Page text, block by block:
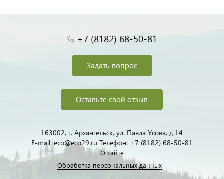
+7 (8182) 68-50-81
Задать вопрос
Оставьте свой отзыв
163002, г. Архангельск, ул. Павла Усова, д.14
E-mail: eco@eco29.ru Телефон: +7 (8182) 68-50-81
О сайте
Обработка персональных данных